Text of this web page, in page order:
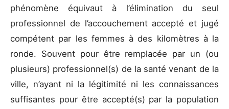
phénomène équivaut à l’élimination du seul
professionnel de l’accouchement accepté et jugé
compétent par les femmes à des kilomètres à la
ronde. Souvent pour être remplacée par un (ou
plusieurs) professionnel(s) de la santé venant de la
ville, n’ayant ni la légitimité ni les connaissances
suffisantes pour être accepté(s) par la population